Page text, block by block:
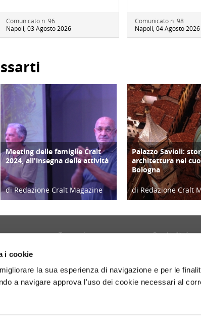
i cookie
la sua esperienza di navigazione e per le
a navigare approva l'uso dei cookie necessari al
Comunicato n. 96
Napoli, 03 Agosto 2026
Comunicato n. 98
Napoli, 04 Agosto 2026
COPERTINA
Meeting delle famiglie Cralt
2024, all'insegna delle attività
di Redazione Cralt Magazine
ATTIVITÀ
Palazzo Savioli:
architettura nel
Bologna
di Redazione Cralt
Tecnologia
Diario di Viaggio
Attività
Borghi d'Italia
Copertina